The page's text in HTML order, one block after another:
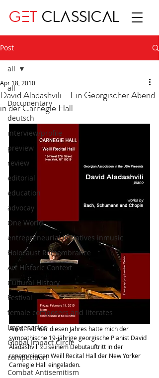
GET CLASSICAL
Post
all
Documentary
deutsch
interview/profile
preview
review
editorial
education
advocay
One World
entrepreneurial initiatives inmusic
Holocaust Remembrance
Art Historic Context
Cultural History
Festival
female composers and literates
Impresarios
Global Impact Circle
competition
Combat Antisemitism
all
David Aladashvili - Ein Georgischer Abend
in der Carnegie Hall
Apr 18, 2010
Am 8. Februar diesen Jahres hatte mich der
sympathische 19-jährige georgische Pianist David
Aladashvili zu seinem Debutauftritt in der
renommierten Weill Recital Hall der New Yorker
Carnegie Hall eingeladen.